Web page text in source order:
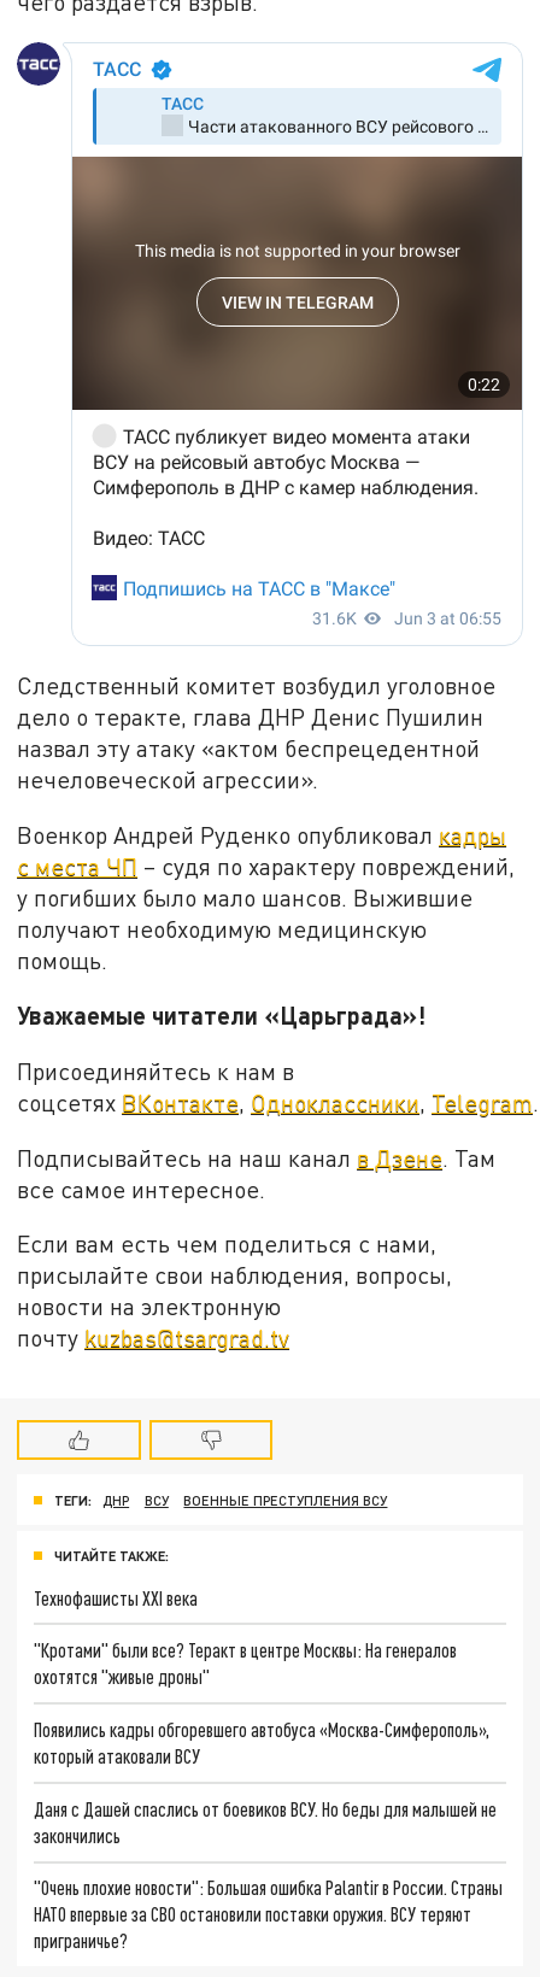
Следственный комитет возбудил уголовное
дело о теракте, глава ДНР Денис Пушилин
назвал эту атаку «актом беспрецедентной
нечеловеческой агрессии».
Военкор Андрей Руденко опубликовал кадры
с места ЧП – судя по характеру повреждений,
у погибших было мало шансов. Выжившие
получают необходимую медицинскую
помощь.
Уважаемые читатели «Царьграда»!
Присоединяйтесь к нам в
соцсетях ВКонтакте, Одноклассники, Telegram.
Подписывайтесь на наш канал в Дзене . Там
все самое интересное.
Если вам есть чем поделиться с нами,
присылайте свои наблюдения, вопросы,
новости на электронную
почту kuzbas@tsargrad.tv
ТЕГИ: ДНР ВСУ ВОЕННЫЕ ПРЕСТУПЛЕНИЯ ВСУ
ЧИТАЙТЕ ТАКЖЕ:
Технофашисты XXI века
"Кротами" были все? Теракт в центре Москвы: На генералов
охотятся "живые дроны"
Появились кадры обгоревшего автобуса «Москва-Симферополь»,
который атаковали ВСУ
Даня с Дашей спаслись от боевиков ВСУ. Но беды для малышей не
закончились
"Очень плохие новости": Большая ошибка Palantir в России. Страны
НАТО впервые за СВО остановили поставки оружия. ВСУ теряют
приграничье?